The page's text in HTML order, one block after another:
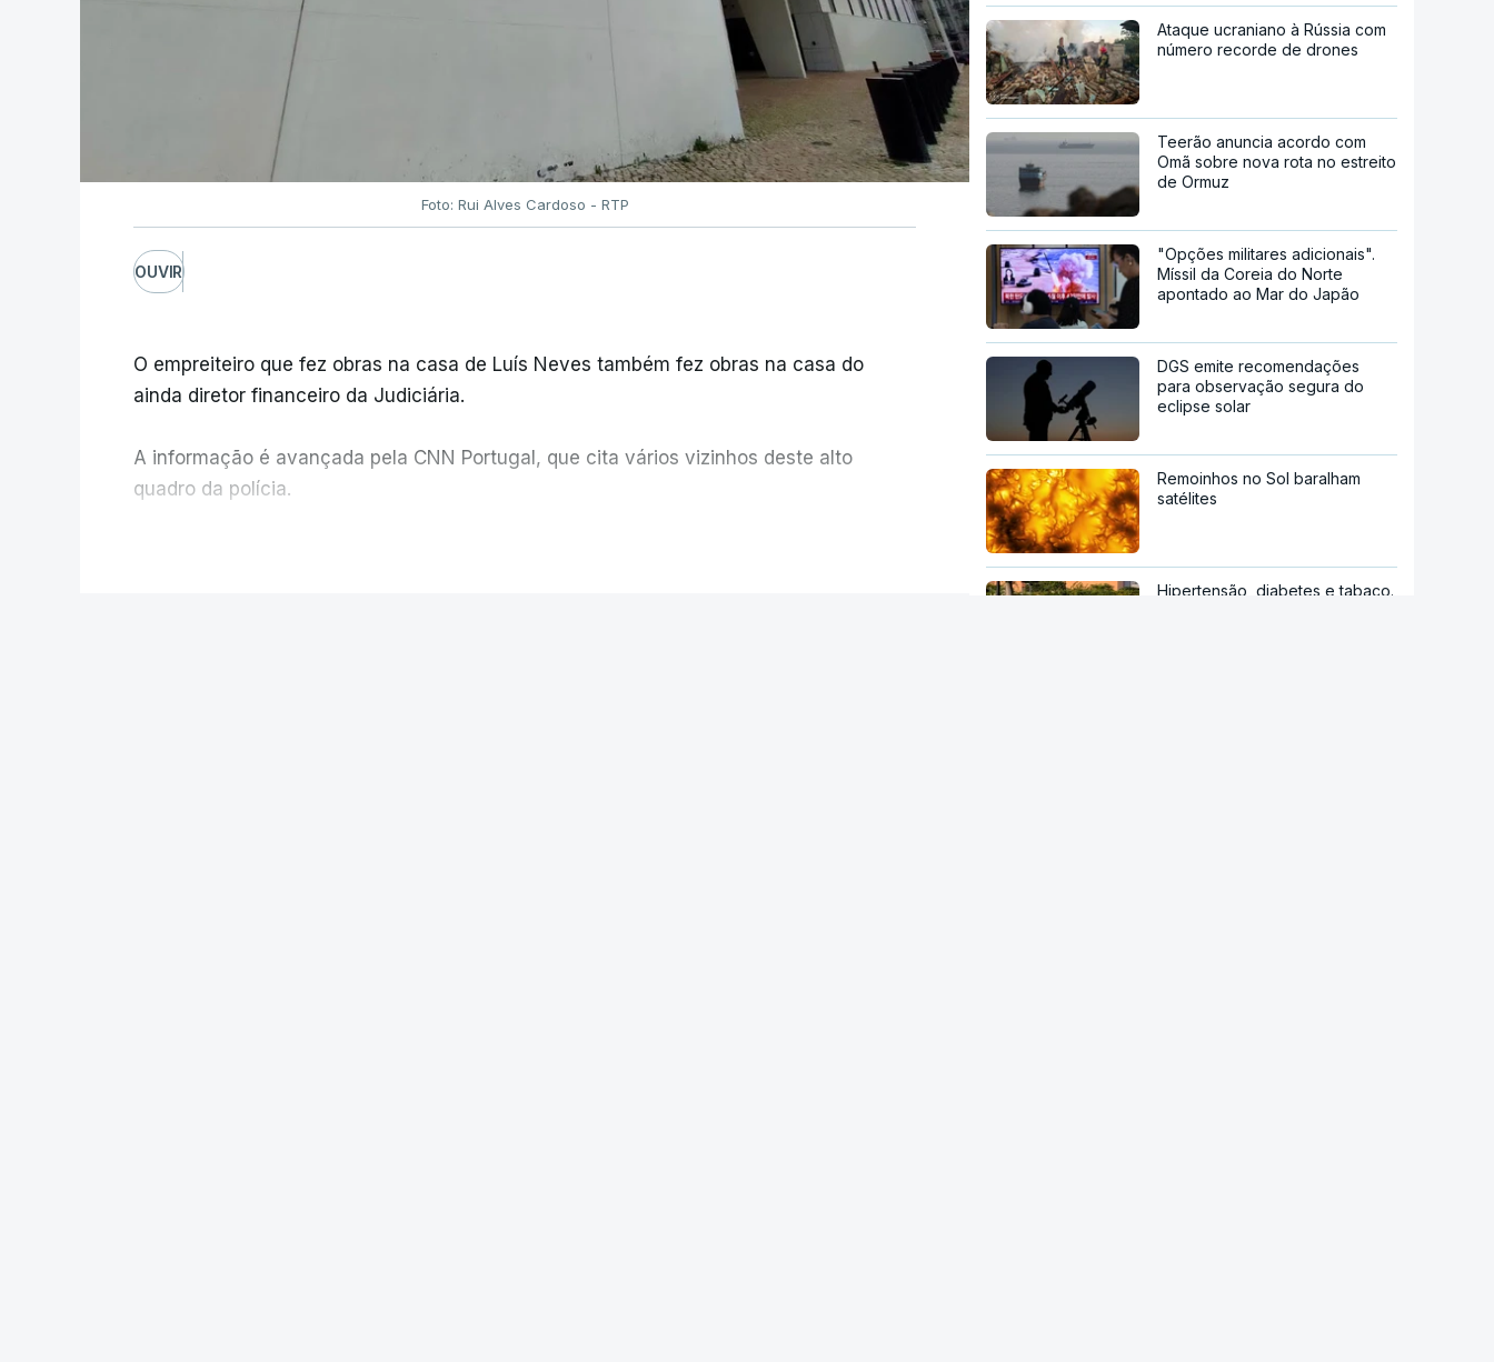
Foto: Rui Alves Cardoso - RTP
OUVIR
O empreiteiro que fez obras na casa de Luís Neves também fez obras na casa do
ainda diretor financeiro da Judiciária.
A informação é avançada pela CNN Portugal, que cita vários vizinhos deste alto
quadro da polícia.
Ataque ucraniano à Rússia com
número recorde de drones
Teerão anuncia acordo com
Omã sobre nova rota no estreito
de Ormuz
"Opções militares adicionais".
Míssil da Coreia do Norte
apontado ao Mar do Japão
DGS emite recomendações
para observação segura do
eclipse solar
Remoinhos no Sol baralham
satélites
Hipertensão, diabetes e tabaco.